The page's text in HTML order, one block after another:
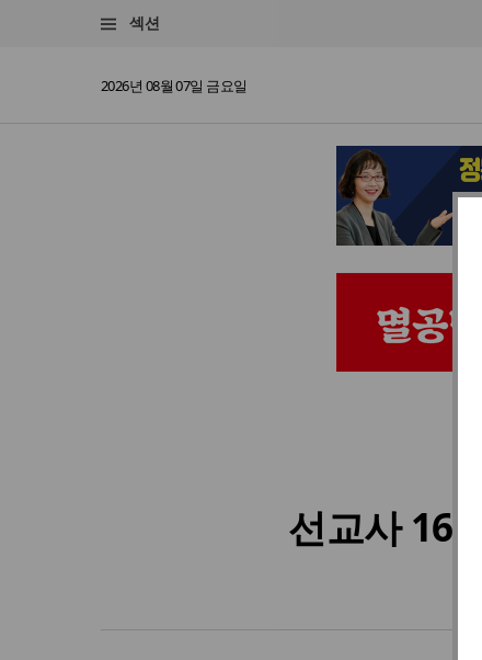
섹션
2026년 08월 07일 금요일
선교사